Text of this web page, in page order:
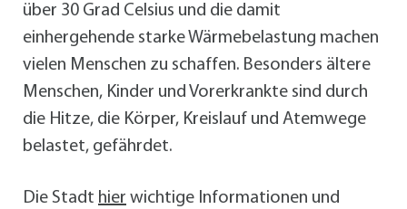
über 30 Grad Celsius und die damit
einhergehende starke Wärmebelastung machen
vielen Menschen zu schaffen. Besonders ältere
Menschen, Kinder und Vorerkrankte sind durch
die Hitze, die Körper, Kreislauf und Atemwege
belastet, gefährdet.
Die Stadt hier wichtige Informationen und